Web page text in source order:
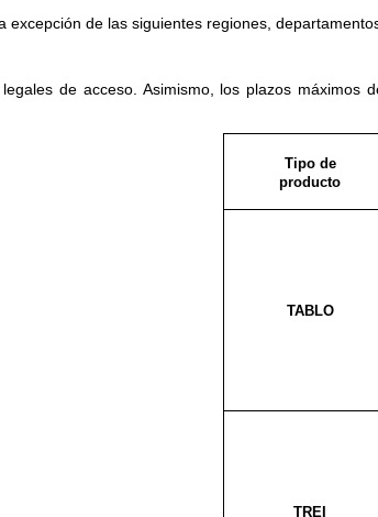
de las siguientes regiones,
de acceso. Asimismo, los plazos
Tipo de
producto
TABLO
TREI